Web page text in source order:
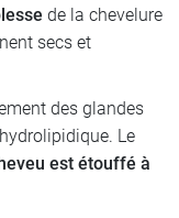
de la chevelure
secs et
des glandes
Le
est étouffé à